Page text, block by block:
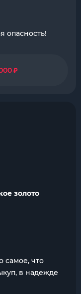
опасность!
₽
золото
самое, что
в надежде